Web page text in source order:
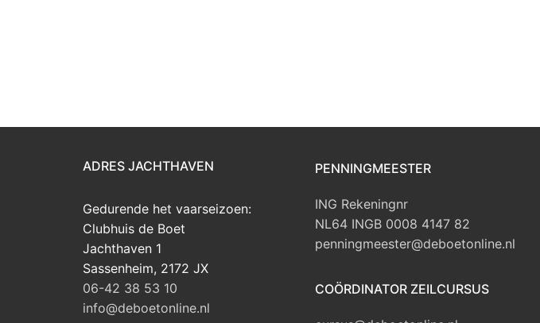
ADRES JACHTHAVEN
Gedurende het vaarseizoen:
Clubhuis de Boet
Jachthaven 1
Sassenheim, 2172 JX
06-42 38 53 10
info@deboetonline.nl
PENNINGMEESTER
ING Rekeningnr
NL64 INGB 0008 4147 82
penningmeester@deboetonline.nl
COÖRDINATOR ZEILCURSUS